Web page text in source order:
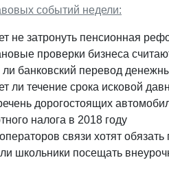
событий недели:
не затронуть пенсионная
проверки бизнеса
ли банковский перевод
ли течение срока исковой
дорогостоящих
налога в 2018 году
связи хотят
школьники посещать